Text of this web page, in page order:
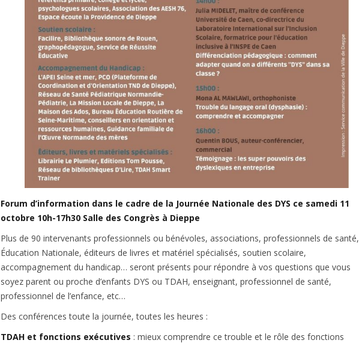
Forum d’information dans le cadre de la Journée Nationale des DYS ce samedi 11
octobre 10h-17h30 Salle des Congrès à Dieppe
Plus de 90 intervenants professionnels ou bénévoles, associations, professionnels de santé,
Éducation Nationale, éditeurs de livres et matériel spécialisés, soutien scolaire,
accompagnement du handicap… seront présents pour répondre à vos questions que vous
soyez parent ou proche d’enfants DYS ou TDAH, enseignant, professionnel de santé,
professionnel de l’enfance, etc…
Des conférences toute la journée, toutes les heures :
TDAH et fonctions exécutives : mieux comprendre ce trouble et le rôle des fonctions